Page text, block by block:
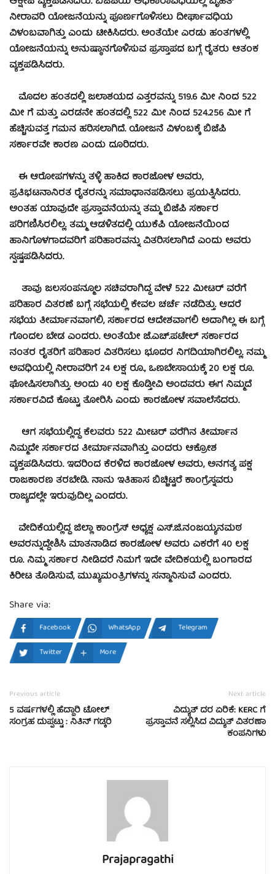
ನೀರಾವರಿ ಯೋಜನೆಯನ್ನು ಪೂರ್ಣಗೊಳಿಸಲು ದೀರ್ಘಾವಧಿಯ
ವಿಳಂಬವಾಗಿತ್ತು ಎಂದು ಟೀಕಿಸಿದರು. ಅಂತೆಯೇ ಎರಡು ಹಂತಗಳಲ್ಲಿ
ಯೋಜನೆಯನ್ನು ಅನುಷ್ಠಾನಗೊಳಿಸುವ ಪ್ರಸ್ತಾಪದ ಬಗ್ಗೆ ರೈತರು ಆತಂಕ
ವ್ಯಕ್ತಪಡಿಸಿದರು.
ಮೊದಲ ಹಂತದಲ್ಲಿ ಜಲಾಶಯದ ಎತ್ತರವನ್ನು 519.6 ಮೀ ನಿಂದ 522
ಮೀ ಗೆ ಮತ್ತು ಎರಡನೇ ಹಂತದಲ್ಲಿ 522 ಮೀ ನಿಂದ 524.256 ಮೀ ಗೆ
ಹೆಚ್ಚಿಸುವತ್ತ ಗಮನ ಹರಿಸಲಾಗಿದೆ. ಯೋಜನೆ ವಿಳಂಬಕ್ಕೆ ಬಿಜೆಪಿ
ಸರ್ಕಾರವೇ ಕಾರಣ ಎಂದು ದೂರಿದರು.
ಈ ಆರೋಪಗಳನ್ನು ತಳ್ಳಿ ಹಾಕಿದ ಕಾರಜೋಳ ಅವರು,
ಪ್ರತಿಭಟನಾನಿರತ ರೈತರನ್ನು ಸಮಾಧಾನಪಡಿಸಲು ಪ್ರಯತ್ನಿಸಿದರು.
ಅಂತಹ ಯಾವುದೇ ಪ್ರಸ್ತಾವನೆಯನ್ನು ತಮ್ಮ ಬಿಜೆಪಿ ಸರ್ಕಾರ
ಪರಿಗಣಿಸಿರಲಿಲ್ಲ. ತಮ್ಮ ಆಡಳಿತದಲ್ಲಿ ಯುಕೆಪಿ ಯೋಜನೆಯಿಂದ
ಹಾನಿಗೊಳಗಾದವರಿಗೆ ಪರಿಹಾರವನ್ನು ವಿತರಿಸಲಾಗಿದೆ ಎಂದು ಅವರು
ಸ್ಪಷ್ಟಪಡಿಸಿದರು.
ತಾವು ಜಲಸಂಪನ್ಮೂಲ ಸಚಿವರಾಗಿದ್ದ ವೇಳೆ 522 ಮೀಟರ್ ವರೆಗೆ
ಪರಿಹಾರ ವಿತರಣೆ ಬಗ್ಗೆ ಸಭೆಯಲ್ಲಿ ಕೇವಲ ಚರ್ಚೆ ನಡೆದಿತ್ತು. ಆದರೆ
ಸಭೆಯ ತೀರ್ಮಾನವಾಗಲಿ, ಸರ್ಕಾರದ ಆದೇಶವಾಗಲಿ ಅದಾಗಿಲ್ಲ ಈ ಬಗ್ಗೆ
ಗೊಂದಲ ಬೇಡ ಎಂದರು. ಅಂತೆಯೇ ಜೆ.ಎಚ್.ಪಟೇಲ್ ಸರ್ಕಾರದ
ನಂತರ ರೈತರಿಗೆ ಪರಿಹಾರ ವಿತರಿಸಲು ಭೂದರ ನಿಗದಿಯಾಗಿರಲಿಲ್ಲ. ನಮ್ಮ
ಅವಧಿಯಲ್ಲಿ ನೀರಾವರಿಗೆ 24 ಲಕ್ಷ ರೂ‌., ಒಣಬೇಸಾಯಕ್ಕೆ 20 ಲಕ್ಷ ರೂ.
ಘೋಷಿಸಲಾಗಿತ್ತು. ಅಂದು 40 ಲಕ್ಷ ಕೊಡ್ತೀವಿ ಅಂದವರು ಈಗ ನಿಮ್ಮದೆ
ಸರ್ಕಾರವಿದೆ ಕೊಟ್ಟು ತೋರಿಸಿ ಎಂದು ಕಾರಜೋಳ ಸವಾಲೆಸೆದರು.
ಆಗ ಸಭೆಯಲ್ಲಿದ್ದ ಕೆಲವರು 522 ಮೀಟರ್ ವರೆಗಿನ ತೀರ್ಮಾನ
ನಿಮ್ಮದೇ ಸರ್ಕಾರದ ತೀರ್ಮಾನವಾಗಿತ್ತು ಎಂದರು ಆಕ್ರೋಶ
ವ್ಯಕ್ತಪಡಿಸಿದರು. ಇದರಿಂದ ಕೆರಳಿದ ಕಾರಜೋಳ ಅವರು, ಅನಗತ್ಯ ಪಕ್ಷ
ರಾಜಕಾರಣ ತರಬೇಡಿ. ನಾನು ಇತಿಹಾಸ ಬಿಚ್ಚಿಟ್ಟರೆ ಕಾಂಗ್ರೆಸ್ನವರು
ರಾಜ್ಯದಲ್ಲೇ ಇರುವುದಿಲ್ಲ ಎಂದರು.
ವೇದಿಕೆಯಲ್ಲಿದ್ದ ಜಿಲ್ಲಾ ಕಾಂಗ್ರೆಸ್ ಅಧ್ಯಕ್ಷ ಎಸ್.ಜಿ.ನಂಜಯ್ಯನಮಠ
ಅವರನ್ನುದ್ದೇಶಿಸಿ ಮಾತನಾಡಿದ ಕಾರಜೋಳ ಅವರು ಎಕರೆಗೆ 40 ಲಕ್ಷ
ರೂ. ನಿಮ್ಮ ಸರ್ಕಾರ ನೀಡಿದರೆ ನಿಮಗೆ ಇದೇ ವೇದಿಕಯಲ್ಲಿ ಬಂಗಾರದ
ಕಿರೀಟ ತೊಡಿಸುವೆ, ಮುಖ್ಯಮಂತ್ರಿಗಳನ್ನು ಸನ್ಮಾನಿಸುವೆ ಎಂದರು.
Share via:
Facebook WhatsApp
Telegram
Twitter
More
Previous article
5 ವರ್ಷಗಳಲ್ಲಿ ಹೆದ್ದಾರಿ ಟೋಲ್
ಸಂಗ್ರಹ ದುಪ್ಪಟ್ಟು : ನಿತಿನ್ ಗಡ್ಕರಿ
Next article
ವಿದ್ಯುತ್ ದರ ಏರಿಕೆ: KERC ಗೆ
ಪ್ರಸ್ತಾವನೆ ಸಲ್ಲಿಸಿದ ವಿದ್ಯುತ್ ವಿತರಣಾ
ಕಂಪನಿಗಳು
Prajapragathi